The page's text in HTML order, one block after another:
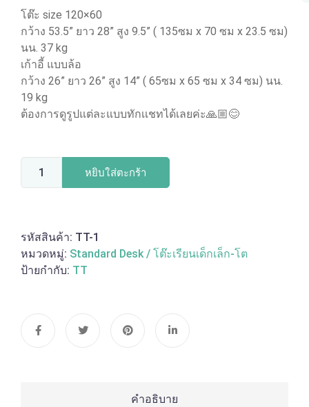
โต๊ะ size 120×60
กว้าง 53.5” ยาว 28” สูง 9.5” ( 135ซม x 70 ซม x 23.5 ซม)
นน. 37 kg
เก้าอี้ แบบล้อ
กว้าง 26” ยาว 26” สูง 14” ( 65ซม x 65 ซม x 34 ซม) นน.
19 kg
ต้องการดูรูปแต่ละแบบทักเเชทได้เลยค่ะ🙏🏼😊
หยิบใส่ตะกร้า
รหัสสินค้า: TT-1
หมวดหมู่: Standard Desk / โต๊ะเรียนเด็กเล็ก-โต
ป้ายกำกับ: TT
คำอธิบาย